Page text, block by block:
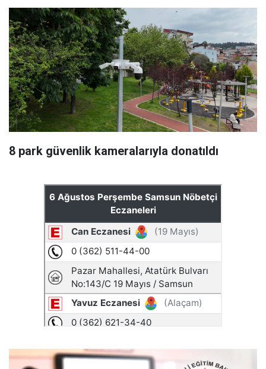
8 park güvenlik kameralarıyla donatıldı